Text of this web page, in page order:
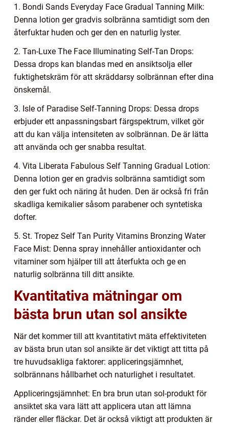
1. Bondi Sands Everyday Face Gradual Tanning Milk:
Denna lotion ger gradvis solbränna samtidigt som den
återfuktar huden och ger den en naturlig lyster.
2. Tan-Luxe The Face Illuminating Self-Tan Drops:
Dessa drops kan blandas med en ansiktsolja eller
fuktighetskräm för att skräddarsy solbrännan efter dina
önskemål.
3. Isle of Paradise Self-Tanning Drops: Dessa drops
erbjuder ett anpassningsbart färgspektrum, vilket gör
att du kan välja intensiteten av solbrännan. De är lätta
att använda och ger snabba resultat.
4. Vita Liberata Fabulous Self Tanning Gradual Lotion:
Denna lotion ger en gradvis solbränna samtidigt som
den ger fukt och näring åt huden. Den är också fri från
skadliga kemikalier såsom parabener och syntetiska
dofter.
5. St. Tropez Self Tan Purity Vitamins Bronzing Water
Face Mist: Denna spray innehåller antioxidanter och
vitaminer som hjälper till att återfukta och ge en
naturlig solbränna till ditt ansikte.
Kvantitativa mätningar om
bästa brun utan sol ansikte
När det kommer till att kvantitativt mäta effektiviteten
av bästa brun utan sol ansikte är det viktigt att titta på
tre huvudsakliga faktorer: appliceringsjämnhet,
solbrännans hållbarhet och naturlighet i resultatet.
Appliceringsjämnhet: En bra brun utan sol-produkt för
ansiktet ska vara lätt att applicera utan att lämna
ränder eller fläckar. Det är också viktigt att produkten är